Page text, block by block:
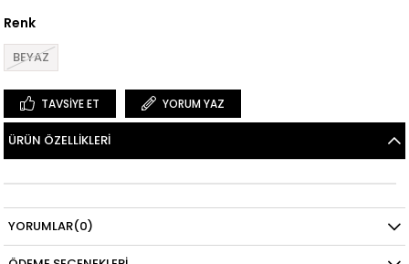
Renk
BEYAZ
TAVSIYE ET YORUM YAZ
ÜRÜN ÖZELLIKLERI
YORUMLAR(0)